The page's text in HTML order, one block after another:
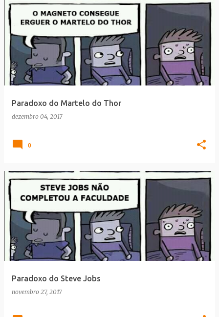
Paradoxo do Martelo do Thor
dezembro 04, 2017
0
Paradoxo do Steve Jobs
novembro 27, 2017